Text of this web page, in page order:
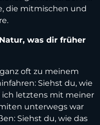
die mitmischen und
was dir früher
oft zu meinem
Siehst du, wie
ich letztens mit meiner
unterwegs war
Siehst du, wie das